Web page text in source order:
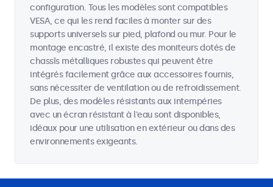
configuration. Tous les modèles sont compatibles
VESA, ce qui les rend faciles à monter sur des
supports universels sur pied, plafond ou mur. Pour le
montage encastré, il existe des moniteurs dotés de
chassîs métalliques robustes qui peuvent être
intégrés facilement grâce aux accessoires fournis,
sans nécessiter de ventilation ou de refroidissement.
De plus, des modèles résistants aux intempéries
avec un écran résistant à l'eau sont disponibles,
idéaux pour une utilisation en extérieur ou dans des
environnements exigeants.